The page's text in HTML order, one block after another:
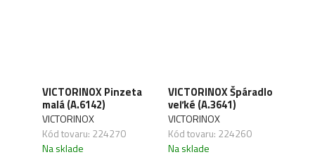
VICTORINOX Pinzeta
malá (A.6142)
VICTORINOX
Kód tovaru: 224270
Na sklade
VICTORINOX Špáradlo
veľké (A.3641)
VICTORINOX
Kód tovaru: 224260
Na sklade